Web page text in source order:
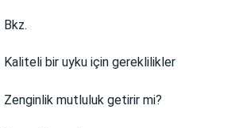
Bkz.
Kaliteli bir uyku için gereklilikler
Zenginlik mutluluk getirir mi?